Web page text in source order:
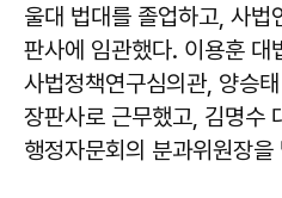
울대 법대를 졸업하고, 사
판사에 임관했다. 이용훈 대
사법정책연구심의관, 양승
장판사로 근무했고, 김명수
행정자문회의 분과위원장을